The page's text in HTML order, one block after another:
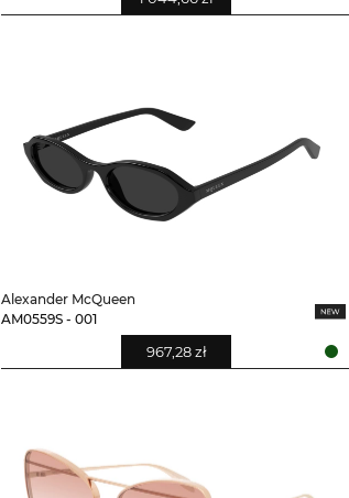
Alexander McQueen
AM0559S - 001
967,28 zł